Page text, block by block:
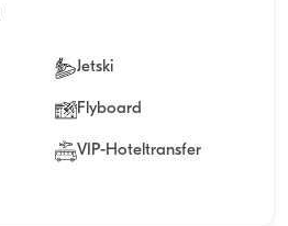
Jetski
Flyboard
VIP-Hoteltransfer